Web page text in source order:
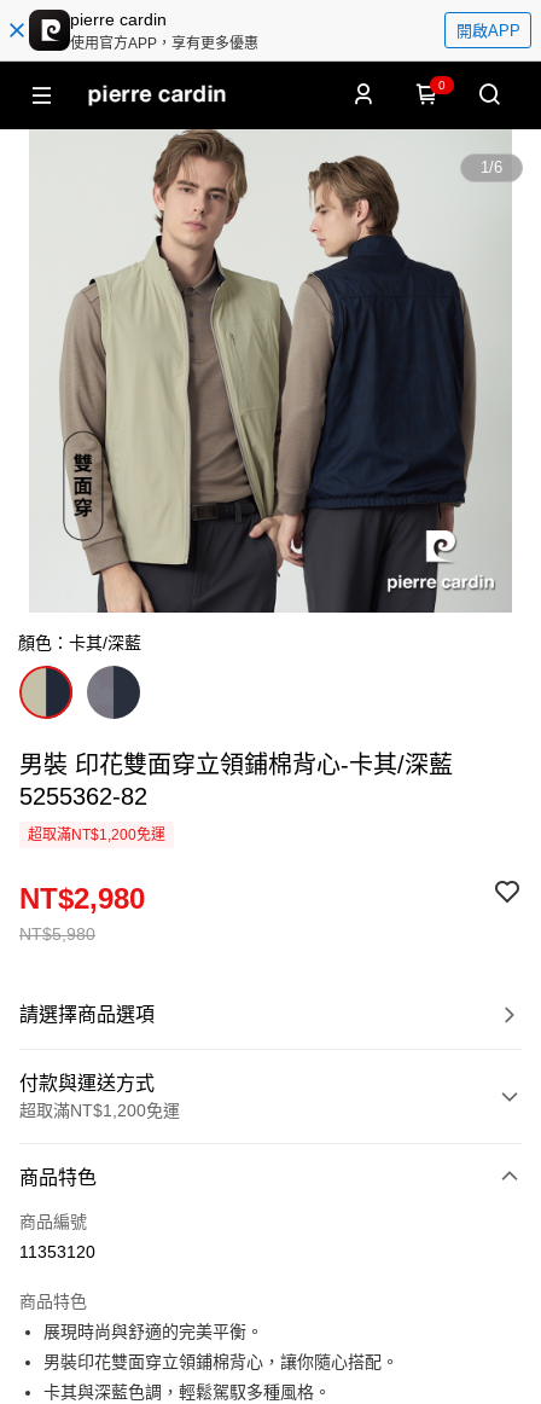
pierre cardin
使用官方APP，享有更多優惠
開啟APP
0
1/6
顏色：卡其/深藍
男裝 印花雙面穿立領鋪棉背心-卡其/深藍
5255362-82
超取滿NT$1,200免運
NT$5,980
NT$2,980
請選擇商品選項
付款與運送方式
超取滿NT$1,200免運
信用卡一次付款
超商取貨付款
Apple Pay
悠遊付
商品特色
商品編號
11353120
商品特色
展現時尚與舒適的完美平衡。
男裝印花雙面穿立領鋪棉背心，讓你隨心搭配。
卡其與深藍色調，輕鬆駕馭多種風格。